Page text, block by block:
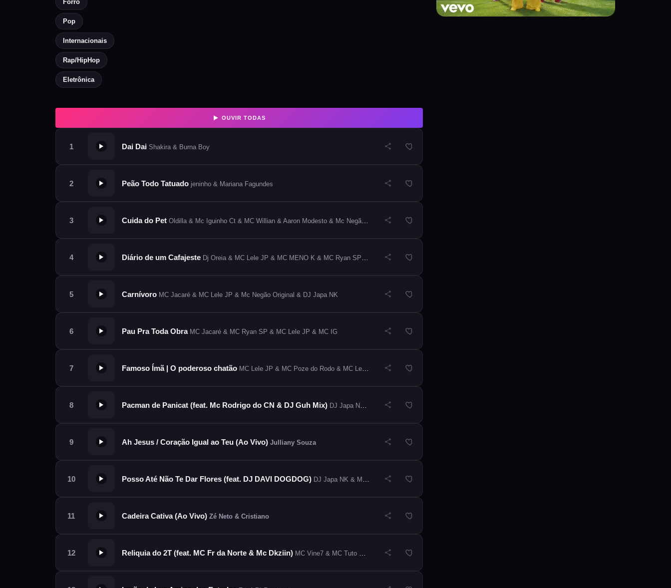
Forró
Pop
Internacionais
Rap/HipHop
Eletrônica
OUVIR TODAS
Dai Dai Shakira & Burna Boy
Peão Todo Tatuado jeninho & Mariana Fagundes
Cuida do Pet Oldilla & Mc Iguinho Ct & MC Willian & Aaron Modesto & Mc Negão Original & DU’L & DJ Aladin GDB
Diário de um Cafajeste Dj Oreia & MC Lele JP & MC MENO K & MC Ryan SP & MC Tuto & Mc Negão Original
Carnívoro MC Jacaré & MC Lele JP & Mc Negão Original & DJ Japa NK
Pau Pra Toda Obra MC Jacaré & MC Ryan SP & MC Lele JP & MC IG
Famoso Ímã | O poderoso chatão MC Lele JP & MC Poze do Rodo & MC Leozinho ZS & Dj Gordinho da VF
Pacman de Panicat (feat. Mc Rodrigo do CN & DJ Guh Mix) DJ Japa NK & MC Poze do Rodo & MC Ryan SP & Real Fuba
Ah Jesus / Coração Igual ao Teu (Ao Vivo) Julliany Souza
Posso Até Não Te Dar Flores (feat. DJ DAVI DOGDOG) DJ Japa NK & MC MENO K & MC Ryan SP & MC Jacaré
Cadeira Cativa (Ao Vivo) Zé Neto & Cristiano
Reliquia do 2T (feat. MC Fr da Norte & Mc Dkziin) MC Vine7 & MC Tuto & MC Joãozinho VT & DJ Gu